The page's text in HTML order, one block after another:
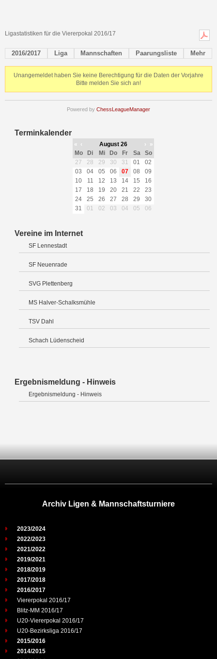
Ligastatistiken für die Viererpokal 2016/17
2016/2017 Liga Mannschaften Paarungsliste Mehr
Unangemeldet haben Sie keine Berechtigung für die Daten der Vorjahre
Bitte melden Sie sich an!
Powered by ChessLeagueManager
Terminkalender
« ‹ August 26 ›
»
Mo
Di Mi Do Fr Sa
So
27
28 29 30 31 01
02
03
04 05 06 07 08
09
10
11 12 13 14 15
16
17
18 19 20 21 22
23
24
25 26 27 28 29
30
31
01 02 03 04 05 06
Vereine im Internet
SF Lennestadt
SF Neuenrade
SVG Plettenberg
MS Halver-Schalksmühle
TSV Dahl
Schach Lüdenscheid
Ergebnismeldung - Hinweis
Ergebnismeldung - Hinweis
Archiv Ligen & Mannschaftsturniere
2023/2024
2022/2023
2021/2022
2019/2021
2018/2019
2017/2018
2016/2017
Viererpokal 2016/17
Blitz-MM 2016/17
U20-Viererpokal 2016/17
U20-Bezirksliga 2016/17
2015/2016
2014/2015